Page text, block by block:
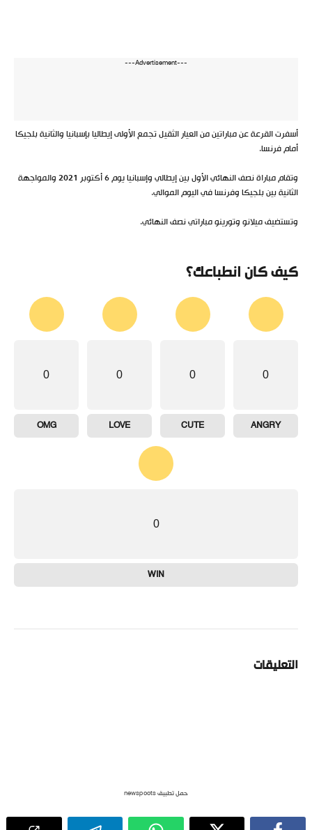
---Advertisement---
أسفرت القرعة عن مباراتين من العيار الثقيل تجمع الأولى إيطاليا بإسبانيا والثانية بلجيكا
أمام فرنسا.
وتقام مباراة نصف النهائي الأول بين إيطالي وإسبانيا يوم 6 أكتوبر 2021 والمواجهة
الثانية بين بلجيكا وفرنسا في اليوم الموالي.
وتستضيف ميلانو وتورينو مباراتي نصف النهائي.
كيف كان انطباعك؟
0
ANGRY
0
CUTE
0
LOVE
0
OMG
0
WIN
التعليقات
حمل تطبيق newspoots